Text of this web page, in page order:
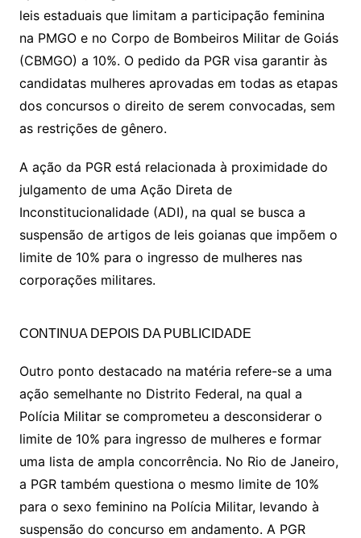
leis estaduais que limitam a participação feminina
na PMGO e no Corpo de Bombeiros Militar de Goiás
(CBMGO) a 10%. O pedido da PGR visa garantir às
candidatas mulheres aprovadas em todas as etapas
dos concursos o direito de serem convocadas, sem
as restrições de gênero.
A ação da PGR está relacionada à proximidade do
julgamento de uma Ação Direta de
Inconstitucionalidade (ADI), na qual se busca a
suspensão de artigos de leis goianas que impõem o
limite de 10% para o ingresso de mulheres nas
corporações militares.
CONTINUA DEPOIS DA PUBLICIDADE
Outro ponto destacado na matéria refere-se a uma
ação semelhante no Distrito Federal, na qual a
Polícia Militar se comprometeu a desconsiderar o
limite de 10% para ingresso de mulheres e formar
uma lista de ampla concorrência. No Rio de Janeiro,
a PGR também questiona o mesmo limite de 10%
para o sexo feminino na Polícia Militar, levando à
suspensão do concurso em andamento. A PGR